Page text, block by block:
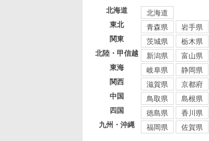
北海道
北海道
東北
青森県 岩手県
関東
茨城県 栃木県
北陸・甲信越
新潟県 富山県
東海
岐阜県 静岡県
関西
滋賀県 京都府
中国
鳥取県 島根県
四国
徳島県 香川県
九州・沖縄
福岡県 佐賀県